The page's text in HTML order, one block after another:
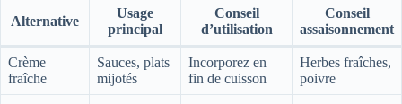
Alternative
Usage
principal
Conseil
d’utilisation
Conseil
assaisonnement
Crème
fraîche
Sauces, plats
mijotés
Incorporez en
fin de cuisson
Herbes fraîches,
poivre